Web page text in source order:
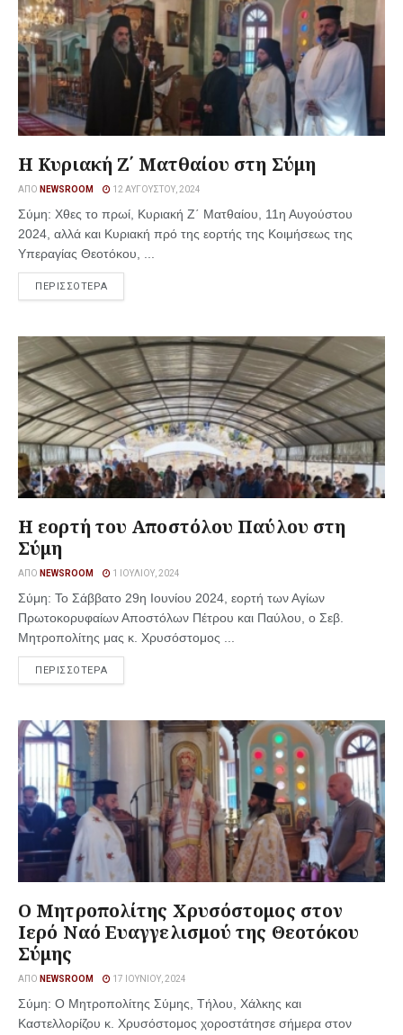
Η Κυριακή Ζ΄ Ματθαίου στη Σύμη
ΑΠΌ NEWSROOM 12 ΑΥΓΟΎΣΤΟΥ, 2024
Σύμη: Χθες το πρωί, Κυριακή Ζ΄ Ματθαίου, 11η Αυγούστου
2024, αλλά και Κυριακή πρό της εορτής της Κοιμήσεως της
Υπεραγίας Θεοτόκου, ...
ΠΕΡΙΣΣΟΤΕΡΑ
Η εορτή του Αποστόλου Παύλου στη
Σύμη
ΑΠΌ NEWSROOM 1 ΙΟΥΛΊΟΥ, 2024
Σύμη: Το Σάββατο 29η Ιουνίου 2024, εορτή των Αγίων
Πρωτοκορυφαίων Αποστόλων Πέτρου και Παύλου, ο Σεβ.
Μητροπολίτης μας κ. Χρυσόστομος ...
ΠΕΡΙΣΣΟΤΕΡΑ
Ο Μητροπολίτης Χρυσόστομος στον
Ιερό Ναό Ευαγγελισμού της Θεοτόκου
Σύμης
ΑΠΌ NEWSROOM 17 ΙΟΥΝΊΟΥ, 2024
Σύμη: Ο Μητροπολίτης Σύμης, Τήλου, Χάλκης και
Καστελλορίζου κ. Χρυσόστομος χοροστάτησε σήμερα στον